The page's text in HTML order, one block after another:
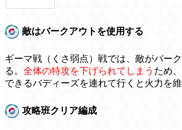
敵はバークアウトを使用する
ギーマ戦（くさ弱点）戦では、敵がバー
る。 全体の特攻を下げられてしまう ため
できるバディーズを連れて行くと火力を維
攻略班クリア編成